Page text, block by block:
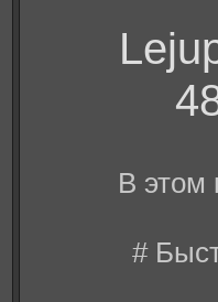
В этом
#